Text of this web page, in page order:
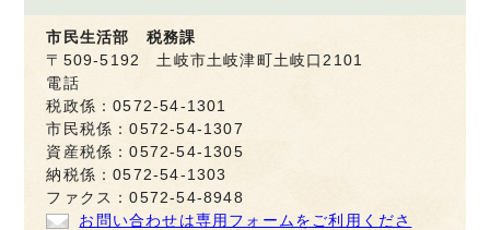
市民生活部 税務課
〒509-5192 土岐市土岐津町土岐口2101
電話
税政係：0572-54-1301
市民税係：0572-54-1307
資産税係：0572-54-1305
納税係：0572-54-1303
ファクス：0572-54-8948
お問い合わせは専用フォームをご利用くださ